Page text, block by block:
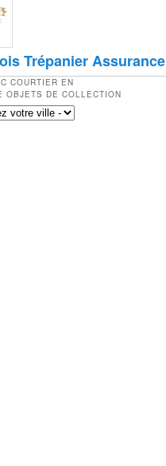
Trépanier Assurance
COURTIER EN
OBJETS DE COLLECTION